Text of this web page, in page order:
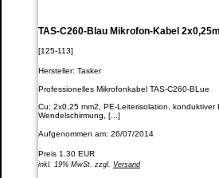
TAS-C260-Blau Mikrofon-Kabel
[125-113]
Hersteller: Tasker
Professionelles Mikrofonkabel TAS-C260-BLue
Cu: 2x0,25 mm2, PE-Leiterisolation, konduktiver
Wendelschirmung, [...]
Aufgenommen am: 26/07/2014
Preis 1.30 EUR
inkl. 19% MwSt. zzgl. Versand